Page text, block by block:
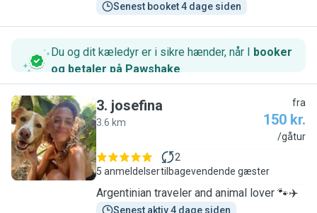
Senest booket 4 dage siden
Du og dit kæledyr er i sikre hænder, når I booker
og betaler på Pawshake.
J
3. josefina
3.6 km
fra
150 kr.
/gåtur
5 anmeldelser
2
tilbagevendende gæster
Argentinian traveler and animal lover 🐾✈️
Senest aktiv 4 dage siden